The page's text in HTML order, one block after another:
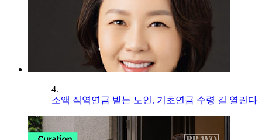
4.
소액 직역연금 받는 노인, 기초연금 수령 길 열린다